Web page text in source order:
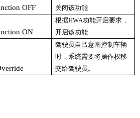
OFF
关闭该功能
ON
根据HWA功能开启要求，
开启该功能
驾驶员自己意图控制车辆
时，系统需要将操作权移
交给驾驶员。